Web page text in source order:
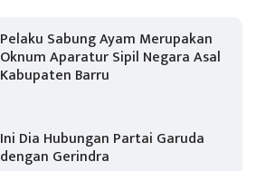
Pelaku Sabung Ayam Merupakan
Oknum Aparatur Sipil Negara Asal
Kabupaten Barru
Ini Dia Hubungan Partai Garuda
dengan Gerindra